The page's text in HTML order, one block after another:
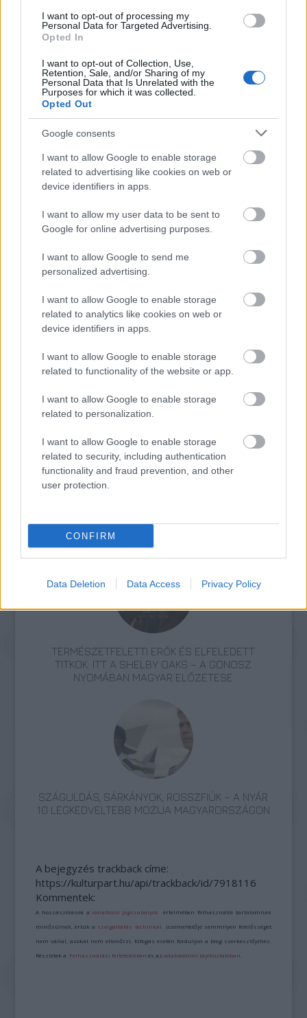
I want to opt-out of processing my
Personal Data for Targeted Advertising.
Opted In
I want to opt-out of Collection, Use,
Retention, Sale, and/or Sharing of my
Personal Data that Is Unrelated with the
Purposes for which it was collected.
Opted Out
Google consents
I want to allow Google to enable storage
related to advertising like cookies on web or
device identifiers in apps.
I want to allow my user data to be sent to
Google for online advertising purposes.
I want to allow Google to send me
personalized advertising.
I want to allow Google to enable storage
related to analytics like cookies on web or
device identifiers in apps.
I want to allow Google to enable storage
related to functionality of the website or app.
I want to allow Google to enable storage
related to personalization.
I want to allow Google to enable storage
related to security, including authentication
functionality and fraud prevention, and other
user protection.
CONFIRM
Data Deletion Data Access Privacy Policy
A Lore-t jó nézni, mert olyan aprólékosan és
pontosan fókuszál egy-egy jelentéktelennek
tűnő, de valójában rendkívül fontos
való vizsgálata megadná a nagy egész
értelmét. Cate Shortland rendezőnek sikerült
ezekből a lenyűgöző kirakós-darabkákból
egy kerek egészet kanyarítania, és
megteremtenie egy olyan világ hangulatát,
ahol már semmi sem az, mint előtte volt –
még egy porcelán őzike sem.
Filmfesztivál
VÁLHATTÁL VOLNA?
TERMÉSZETFELETTI ERŐK ÉS ELFELEDETT
TITKOK: ITT A SHELBY OAKS – A GONOSZ
NYOMÁBAN MAGYAR ELŐZETESE
SZÁGULDÁS, SÁRKÁNYOK, ROSSZFIÚK – A NYÁR
10 LEGKEDVELTEBB MOZIJA MAGYARORSZÁGON
A bejegyzés trackback címe:
https://kulturpart.hu/api/trackback/id/7918116
Kommentek:
A hozzászólások avonatkozó jogszabályok értelmében felhasználói tartalomnak
minősülnek, értük a szolgáltatás technikai üzemeltetője semmilyen felelősséget
nem vállal, azokat nem ellenőrzi. Kifogás esetén forduljon a blog szerkesztőjéhez.
Részletek a Felhasználási feltételekben és azadatvédelmi tájékoztatóban